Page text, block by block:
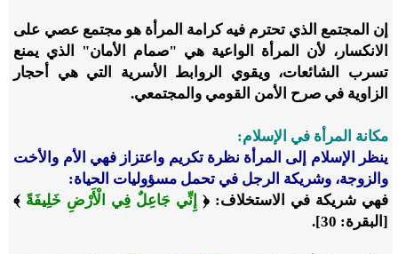
إن المجتمع الذي تحترم فيه كرامة المرأة هو مجتمع عصي على
الانكسار، لأن المرأة الواعية هي "صمام الأمان" الذي يمنع
تسرب الشائعات، ويقوي الروابط الأسرية التي هي أحجار
الزاوية في صرح الأمن القومي والمجتمعي.
مكانة المرأة في الإسلام:
ينظر الإسلام إلى المرأة نظرة تكريم واعتزاز فهي الأم والأخت
والزوجة، وشريكة الرجل في تحمل مسؤوليات الحياة:
فهي شريكة في الاستخلاف: ﴿ إِنِّي جَاعِلٌ فِي الْأَرْضِ خَلِيفَةً ﴾
[البقرة: 30].